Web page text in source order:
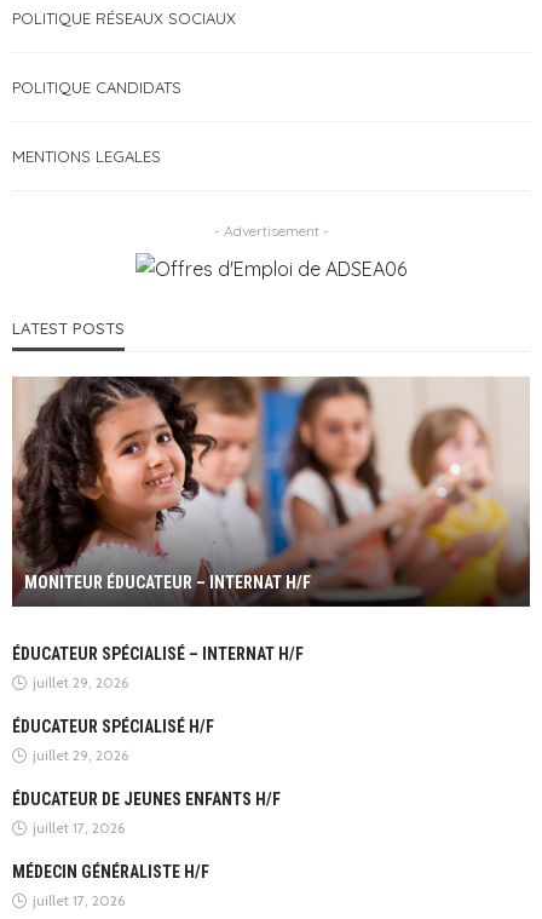
POLITIQUE RÉSEAUX SOCIAUX
POLITIQUE CANDIDATS
MENTIONS LEGALES
- Advertisement -
LATEST POSTS
MONITEUR ÉDUCATEUR – INTERNAT H/F
ÉDUCATEUR SPÉCIALISÉ – INTERNAT H/F
juillet 29, 2026
ÉDUCATEUR SPÉCIALISÉ H/F
juillet 29, 2026
ÉDUCATEUR DE JEUNES ENFANTS H/F
juillet 17, 2026
MÉDECIN GÉNÉRALISTE H/F
juillet 17, 2026